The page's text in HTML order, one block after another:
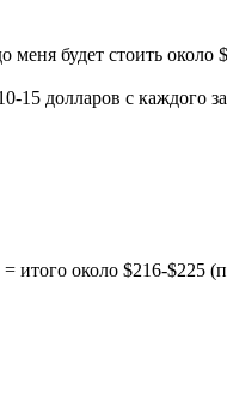
будет стоить около
15 долларов с каждого
итого около $216-$225